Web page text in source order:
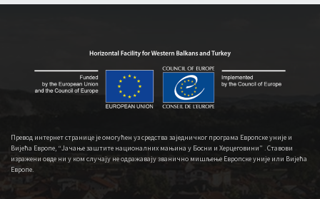
Превод интернет странице је омогућен уз средства заједничког програма Европске уније и
Вијећа Европе, “Јачање заштите националних мањина у Босни и Херцеговини” . Ставови
изражени овде ни у ком случају не одражавају званично мишљење Европске уније или Вијећа
Европе.